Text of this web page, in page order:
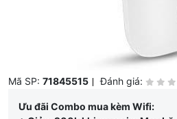
Mã SP: 71845515 Đánh giá:
Ưu đãi Combo mua kèm Wifi: